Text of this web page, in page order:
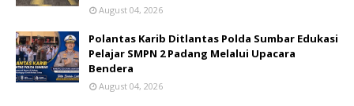
August 04, 2026
Polantas Karib Ditlantas Polda Sumbar Edukasi
Pelajar SMPN 2 Padang Melalui Upacara
Bendera
August 04, 2026